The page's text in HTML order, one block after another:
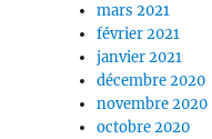
mars 2021
février 2021
janvier 2021
décembre 2020
novembre 2020
octobre 2020